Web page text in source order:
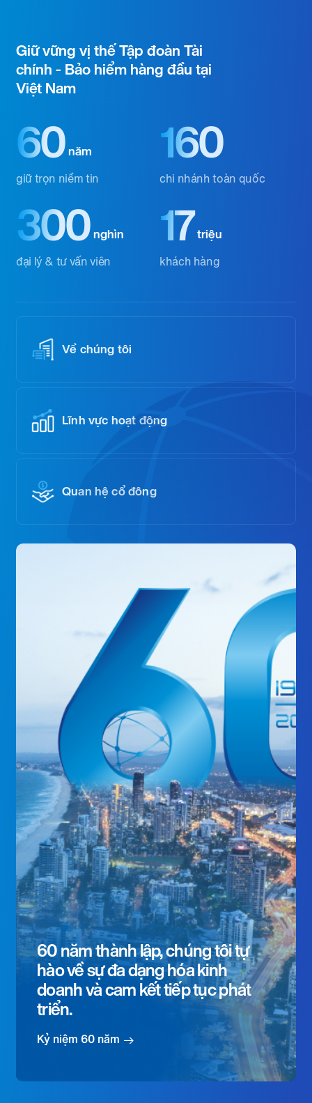
Giữ vững vị thế Tập đoàn Tài
chính - Bảo hiểm hàng đầu tại
Việt Nam
60 năm
giữ trọn niềm tin
160
chi nhánh toàn quốc
300 nghìn
đại lý & tư vấn viên
17 triệu
khách hàng
Về chúng tôi
Lĩnh vực hoạt động
Quan hệ cổ đông
60 năm thành lập, chúng tôi tự
hào về sự đa dạng hóa kinh
doanh và cam kết tiếp tục phát
triển.
Kỷ niệm 60 năm